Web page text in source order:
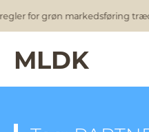
for grøn markedsføring
MLDK